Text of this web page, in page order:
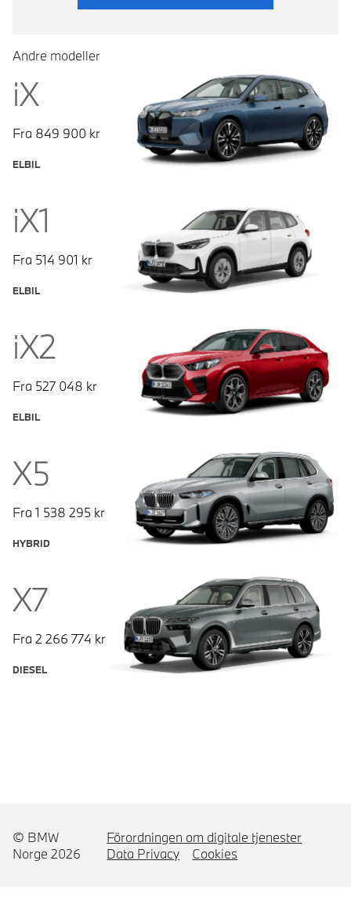
Andre modeller
iX
Fra 849 900 kr
ELBIL
iX1
Fra 514 901 kr
ELBIL
iX2
Fra 527 048 kr
ELBIL
X5
Fra 1 538 295 kr
HYBRID
X7
Fra 2 266 774 kr
DIESEL
© BMW
Norge 2026
Förordningen om digitale tjenester
Data Privacy
Cookies